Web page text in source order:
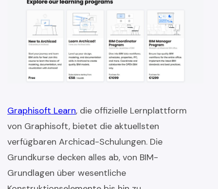
Graphisoft Learn, die offizielle Lernplattform
von Graphisoft, bietet die aktuellsten
verfügbaren Archicad-Schulungen. Die
Grundkurse decken alles ab, von BIM-
Grundlagen über wesentliche